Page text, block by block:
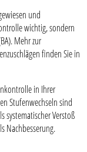
und
wichtig, sondern
Mehr zur
finden Sie in
in Ihrer
Stufenwechseln sind
Verstoß
Nachbesserung.